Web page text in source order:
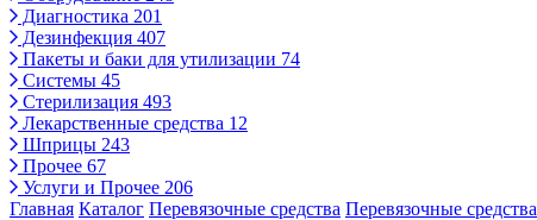
Диагностика 201
Дезинфекция 407
Пакеты и баки для утилизации 74
Системы 45
Стерилизация 493
Лекарственные средства 12
Шприцы 243
Прочее 67
Услуги и Прочее 206
Главная Каталог Перевязочные средства Перевязочные средства